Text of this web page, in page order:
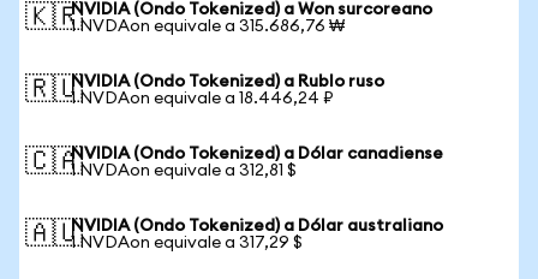
🇰🇷NVIDIA (Ondo Tokenized) a Won surcoreano
1 NVDAon equivale a 315.686,76 ₩
🇷🇺NVIDIA (Ondo Tokenized) a Rublo ruso
1 NVDAon equivale a 18.446,24 ₽
🇨🇦NVIDIA (Ondo Tokenized) a Dólar canadiense
1 NVDAon equivale a 312,81 $
🇦🇺NVIDIA (Ondo Tokenized) a Dólar australiano
1 NVDAon equivale a 317,29 $